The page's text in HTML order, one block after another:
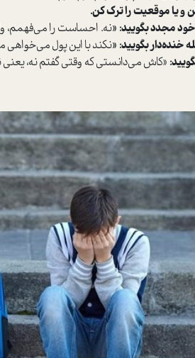
یا موقعیت را ترک کن.
مجدد بگویید: «نه. احساست را می‌فهمم،
بگویید: «نکند با این پول
«کاش می‌دانستی که وقتی گفتم نه، یعنی